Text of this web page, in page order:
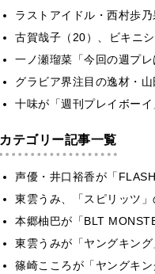
ラストアイドル・西村歩
古賀哉子（20）、ビキニ
一ノ瀬瑠菜「今回の週プ
グラビア界注目の逸材・
十味が「週刊プレイボー
カテゴリー記事一覧
声優・井口裕香が「
東雲うみ、「スピリッツ
本郷柚巴が「BLT
東雲うみが「ヤングキン
篠崎こころが「ヤングキ